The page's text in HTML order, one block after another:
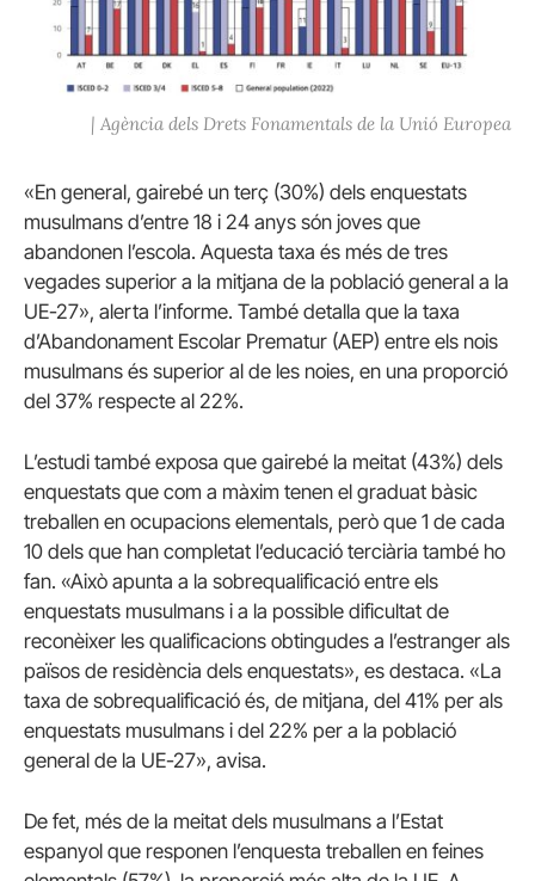
| Agència dels Drets Fonamentals de la Unió Europea
«En general, gairebé un terç (30%) dels enquestats
musulmans d’entre 18 i 24 anys són joves que
abandonen l’escola. Aquesta taxa és més de tres
vegades superior a la mitjana de la població general a la
UE-27», alerta l’informe. També detalla que la taxa
d’Abandonament Escolar Prematur (AEP) entre els nois
musulmans és superior al de les noies, en una proporció
del 37% respecte al 22%.
L’estudi també exposa que gairebé la meitat (43%) dels
enquestats que com a màxim tenen el graduat bàsic
treballen en ocupacions elementals, però que 1 de cada
10 dels que han completat l’educació terciària també ho
fan. «Això apunta a la sobrequalificació entre els
enquestats musulmans i a la possible dificultat de
reconèixer les qualificacions obtingudes a l’estranger als
països de residència dels enquestats», es destaca. «La
taxa de sobrequalificació és, de mitjana, del 41% per als
enquestats musulmans i del 22% per a la població
general de la UE-27», avisa.
De fet, més de la meitat dels musulmans a l’Estat
espanyol que responen l’enquesta treballen en feines